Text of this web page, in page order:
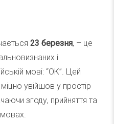
23 березня, – це
і
мові: “ОК”. Цей
увійшов у простір
згоду, прийняття та
мовах.